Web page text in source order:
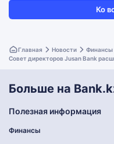
Ко
Главная Новости
Финансы
Совет директоров Jusan Bank
Больше на
Полезная информация
Финансы